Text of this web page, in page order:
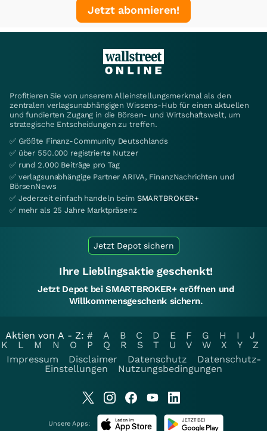
Jetzt abonnieren!
Profitieren Sie von unserem Alleinstellungsmerkmal als den
zentralen verlagsunabhängigen Wissens-Hub für einen aktuellen
und fundierten Zugang in die Börsen- und Wirtschaftswelt, um
strategische Entscheidungen zu treffen.
✅ Größte Finanz-Community Deutschlands
✅ über 550.000 registrierte Nutzer
✅ rund 2.000 Beiträge pro Tag
✅ verlagsunabhängige Partner ARIVA, FinanzNachrichten und
BörsenNews
✅ Jederzeit einfach handeln beim SMARTBROKER+
✅ mehr als 25 Jahre Marktpräsenz
Jetzt Depot sichern
Ihre Lieblingsaktie geschenkt!
Jetzt Depot bei SMARTBROKER+ eröffnen und
Willkommensgeschenk sichern.
Aktien von A - Z: # A B C D E F G H I
J
K
L M N O P Q R S T U V W X Y
Z
Impressum
Disclaimer Datenschutz
Datenschutz-
Einstellungen
Nutzungsbedingungen
Unsere Apps: